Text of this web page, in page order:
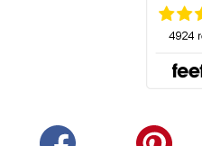
(öffnet sich in einem
(öffnet